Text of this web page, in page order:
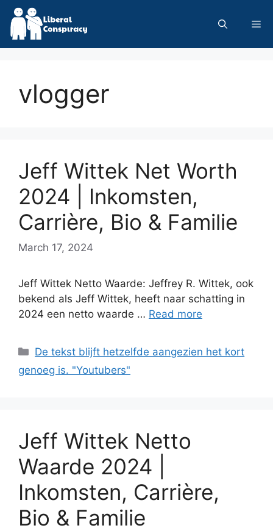
Skip
content
vlogger
Jeff Wittek Net Worth
2024 | Inkomsten,
Carrière, Bio & Familie
March 17, 2024
Jeff Wittek Netto Waarde: Jeffrey R. Wittek, ook
bekend als Jeff Wittek, heeft naar schatting in
2024 een netto waarde … Read more
Categories
De tekst blijft hetzelfde aangezien het kort
genoeg is. "Youtubers"
Jeff Wittek Netto
Waarde 2024 |
Inkomsten, Carrière,
Bio & Familie